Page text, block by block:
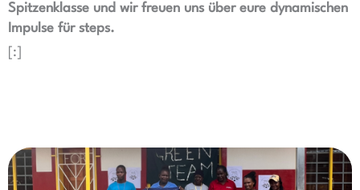
Spitzenklasse und wir freuen uns über eure dynamischen
Impulse für steps.
[:]